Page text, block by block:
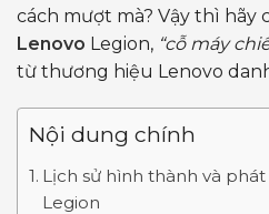
cách mượt mà? Vậy thì hãy
Lenovo Legion, “cỗ máy
từ thương hiệu Lenovo
Nội dung chính
Lịch sử hình thành và
Legion